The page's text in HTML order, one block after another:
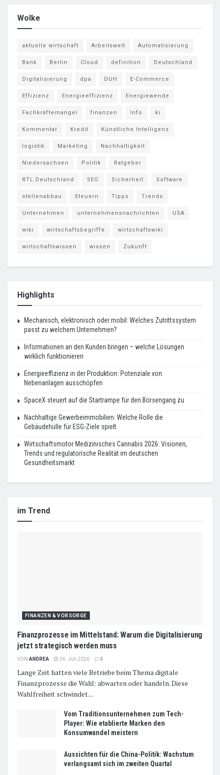
Wolke
aktuelle wirtschaft Arbeitswelt Automatisierung
Bank Berlin Cloud definition Deutschland
Digitalisierung dpa DUH E-Commerce
Effizienz Energieeffizienz Energiewende
Fachkräftemangel finanzen Info ki
Kommentar Kredit Künstliche Intelligenz
logistik Marketing Nachhaltigkeit
Niedersachsen Politik Ratgeber
RTL Deutschland SEO Sicherheit Software
stellenabbau Steuern Tipps Trends
Unternehmen unternehmensnachrichten USA
wiki wirtschaftsbegriffe wirtschaftswiki
wirtschaftswissen wissen Zukunft
Highlights
Mechanisch, elektronisch oder mobil: Welches Zutrittssystem
passt zu welchem Unternehmen?
Informationen an den Kunden bringen – welche Lösungen
wirklich funktionieren
Energieeffizienz in der Produktion: Potenziale von
Nebenanlagen ausschöpfen
SpaceX steuert auf die Startrampe für den Börsengang zu
Nachhaltige Gewerbeimmobilien: Welche Rolle die
Gebäudehülle für ESG-Ziele spielt
Wirtschaftsmotor Medizinisches Cannabis 2026: Visionen,
Trends und regulatorische Realität im deutschen
Gesundheitsmarkt
im Trend
FINANZEN & VORSORGE
Finanzprozesse im Mittelstand: Warum die Digitalisierung
jetzt strategisch werden muss
VON ANDREA 24. Juli 2026 0
Lange Zeit hatten viele Betriebe beim Thema digitale
Finanzprozesse die Wahl: abwarten oder handeln. Diese
Wahlfreiheit schwindet....
Vom Traditionsunternehmen zum Tech-
Player: Wie etablierte Marken den
Konsumwandel meistern
Aussichten für die China-Politik: Wachstum
verlangsamt sich im zweiten Quartal